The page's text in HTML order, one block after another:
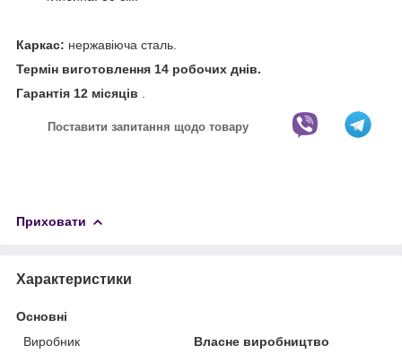
Каркас: нержавіюча сталь.
Термін виготовлення 14 робочих днів.
Гарантія 12 місяців
Поставити запитання щодо товару
Приховати
Характеристики
Основні
Виробник
Власне виробництво